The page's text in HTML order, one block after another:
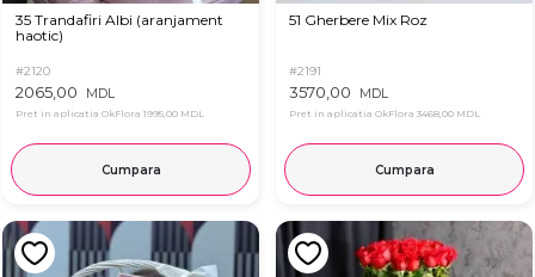
35 Trandafiri Albi (aranjament
haotic)
#2120
2065,00 MDL
Pret in aplicatia OkFlora 1995,00 MDL
Cumpara
51 Gherbere Mix Roz
#2191
3570,00 MDL
Pret in aplicatia OkFlora 3468,00 MDL
Cumpara